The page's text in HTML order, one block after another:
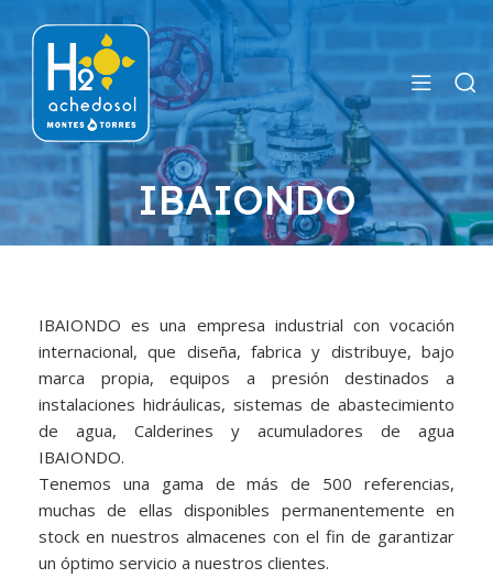
IBAIONDO
IBAIONDO es una empresa industrial con vocación
internacional, que diseña, fabrica y distribuye, bajo
marca propia, equipos a presión destinados a
instalaciones hidráulicas, sistemas de abastecimiento
de agua, Calderines y acumuladores de agua
IBAIONDO.
Tenemos una gama de más de 500 referencias,
muchas de ellas disponibles permanentemente en
stock en nuestros almacenes con el fin de garantizar
un óptimo servicio a nuestros clientes.